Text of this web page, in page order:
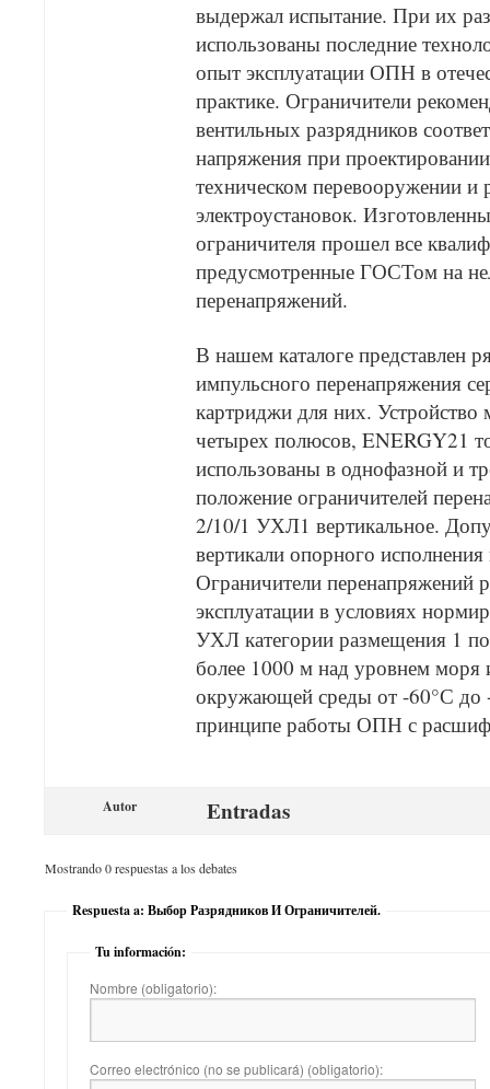
выдержал испытание. При их
использованы последние
опыт эксплуатации ОПН в
практике. Ограничители
вентильных разрядников
напряжения при
техническом перевооружении и
электроустановок.
ограничителя прошел все
предусмотренные ГОСТом на
перенапряжений.
В нашем каталоге представлен
импульсного перенапряжения
картриджи для них.
четырех полюсов, ENERGY21
использованы в однофазной и
положение ограничителей
2/10/1 УХЛ1 вертикальное.
вертикали опорного исполнения
Ограничители перенапряжений
эксплуатации в условиях
УХЛ категории размещения 1
более 1000 м над уровнем моря
окружающей среды от -60°С до
принципе работы ОПН с
Autor Entradas
Mostrando 0 respuestas a los debates
Respuesta a: Выбор Разрядников И Ограничителей.
Tu información:
Nombre (obligatorio):
Correo electrónico (no se publicará) (obligatorio):